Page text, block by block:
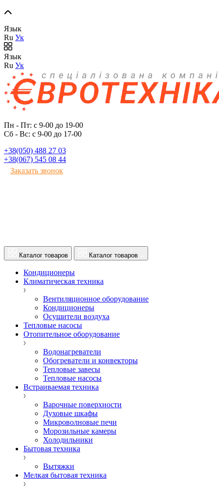
Язык
Ru Ук
Язык
Ru Ук
Пн - Пт: с 9-00 до 19-00
Сб - Вс: с 9-00 до 17-00
+38(050) 488 27 03
+38(067) 545 08 44
Заказать звонок
Каталог товаров Каталог товаров
Кондиционеры
Климатическая техника
Вентиляционное оборудование
Кондиционеры
Осушители воздуха
Тепловые насосы
Отопительное оборудование
Водонагреватели
Обогреватели и конвекторы
Тепловые завесы
Тепловые насосы
Встраиваемая техника
Варочные поверхности
Духовые шкафы
Микроволновые печи
Морозильные камеры
Холодильники
Бытовая техника
Вытяжки
Мелкая бытовая техника